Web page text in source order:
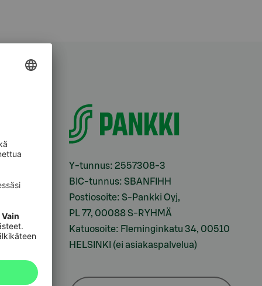
Y-tunnus: 2557308-3
BIC-tunnus: SBANFIHH
Postiosoite: S-Pankki Oyj,
PL 77, 00088 S-RYHMÄ
Katuosoite: Fleminginkatu 34, 00510
HELSINKI (ei asiakaspalvelua)